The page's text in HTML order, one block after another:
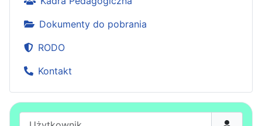
Dokumenty do pobrania
RODO
Kontakt